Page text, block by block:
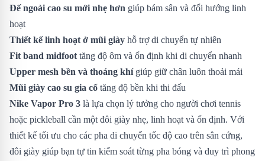
Đế ngoài cao su mới nhẹ hơn giúp bám sân và đổi hướng linh
hoạt
Thiết kế linh hoạt ở mũi giày hỗ trợ di chuyển tự nhiên
Fit band midfoot tăng độ ôm và ổn định khi di chuyển nhanh
Upper mesh bền và thoáng khígiúp giữ chân luôn thoải mái
Mũi giày cao su gia cố tăng độ bền khi thi đấu
Nike Vapor Pro 3 là lựa chọn lý tưởng cho người chơi tennis
hoặc pickleball cần một đôi giày nhẹ, linh hoạt và ổn định. Với
thiết kế tối ưu cho các pha di chuyển tốc độ cao trên sân cứng,
đôi giày giúp bạn tự tin kiểm soát từng pha bóng và duy trì phong